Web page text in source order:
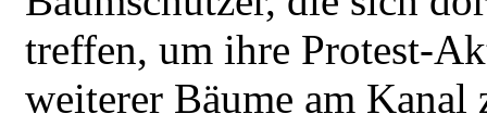
treffen, um ihre Protest-
weiterer Bäume am Kanal